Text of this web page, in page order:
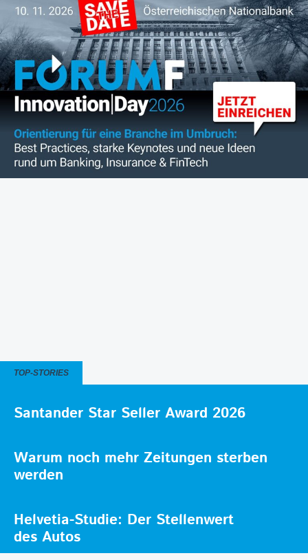
TOP-STORIES
Santander Star Seller Award 2026
Warum noch mehr Zeitungen sterben
werden
Helvetia-Studie: Der Stellenwert
des Autos